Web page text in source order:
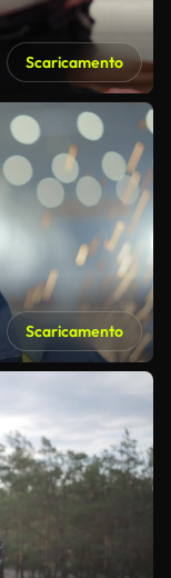
Scaricamento
Scaricamento